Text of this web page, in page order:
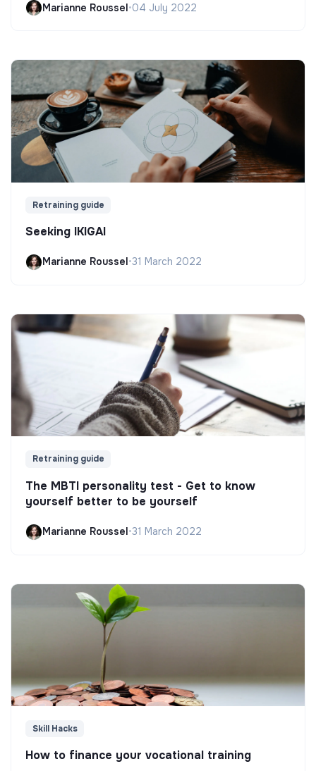
Marianne Roussel•04 July 2022
Retraining guide
Seeking IKIGAI
Marianne Roussel •31 March 2022
Retraining guide
The MBTI personality test - Get to know
yourself better to be yourself
Marianne Roussel•31 March 2022
Skill Hacks
How to finance your vocational training